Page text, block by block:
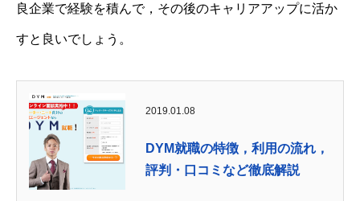
良企業で経験を積んで，その後のキャリアアップに活か
すと良いでしょう。
2019.01.08
DYM就職の特徴，利用の流れ，
評判・口コミなど徹底解説